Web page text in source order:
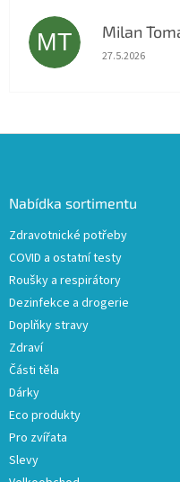
MT Milan
Hodnocení
27.5.2026
Nabídka sortimentu
Zdravotnické potřeby
COVID a ostatní testy
Roušky a respirátory
Dezinfekce a drogerie
Doplňky stravy
Zdraví
Části těla
Dárky
Eco produkty
Pro zvířata
Slevy